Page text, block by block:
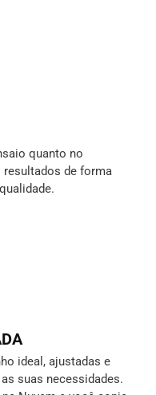
quanto no
de forma
ideal, ajustadas e
suas necessidades.